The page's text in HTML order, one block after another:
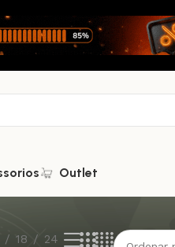
Outlet
18 24